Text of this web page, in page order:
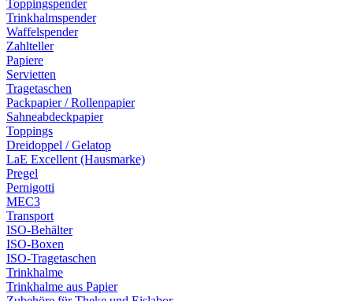
Toppingspender
Trinkhalmspender
Waffelspender
Zahlteller
Papiere
Servietten
Tragetaschen
Packpapier / Rollenpapier
Sahneabdeckpapier
Toppings
Dreidoppel / Gelatop
LaE Excellent (Hausmarke)
Pregel
Pernigotti
MEC3
Transport
ISO-Behälter
ISO-Boxen
ISO-Tragetaschen
Trinkhalme
Trinkhalme aus Papier